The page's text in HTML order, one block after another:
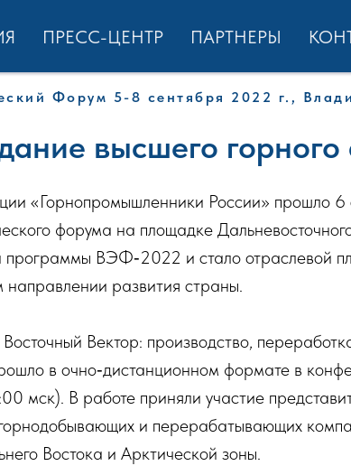
ПРЕСС-ЦЕНТР ПАРТНЕРЫ
Форум 5-8 сентября 2022 г.,
высшего горного
«Горнопромышленники России» прошло
форума на площадке
ВЭФ‑2022 и стало отраслевой
развития страны.
Вектор: производство,
в очно‑дистанционном формате в
мск). В работе приняли участие
и перерабатывающих
Востока и Арктической зоны.